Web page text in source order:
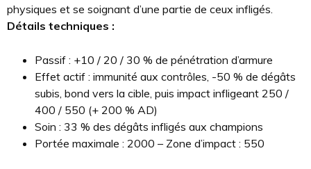
physiques et se soignant d’une partie de ceux infligés.
Détails techniques :
Passif : +10 / 20 / 30 % de pénétration d’armure
Effet actif : immunité aux contrôles, -50 % de dégâts
subis, bond vers la cible, puis impact infligeant 250 /
400 / 550 (+ 200 % AD)
Soin : 33 % des dégâts infligés aux champions
Portée maximale : 2000 – Zone d’impact : 550